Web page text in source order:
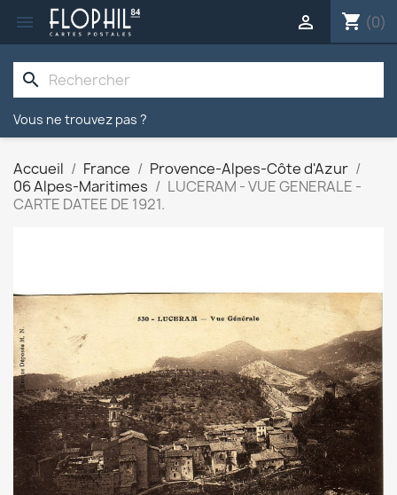
 shopping_cart (0)

search
Vous ne trouvez pas ?
Accueil France
Provence-Alpes-Côte d'Azur
06 Alpes-Maritimes
LUCERAM - VUE GENERALE -
CARTE DATEE DE 1921.